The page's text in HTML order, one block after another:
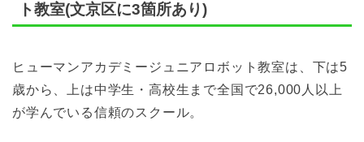
ト教室(文京区に3箇所あり)
ヒューマンアカデミージュニアロボット教室は、下は5
歳から、上は中学生・高校生まで全国で26,000人以上
が学んでいる信頼のスクール。